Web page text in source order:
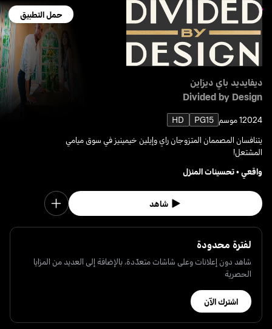
حمل التطبيق
ديفايديد باي ديزاين
Divided by Design
20241 موسم PG15
HD
يتنافسان المصممان المتزوجان راي وإيلين خيمينيز في سوق ميامي
المشتعل!
واقعي•تحسينات المنزل
شاهد
لفترة محدودة
شاهد دون إعلانات وعلى شاشات متعدّدة، بالإضافة إلى العديد من المزايا
الحصرية
اشترك الآن